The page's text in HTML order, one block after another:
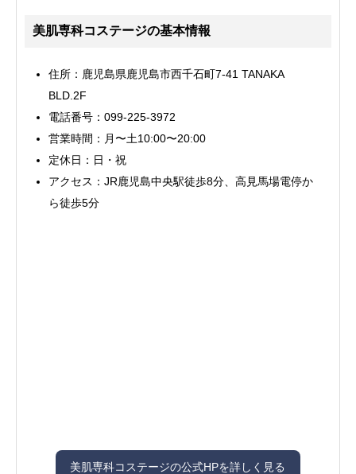
美肌専科コステージの基本情報
住所：鹿児島県鹿児島市西千石町7-41 TANAKA
BLD.2F
電話番号：099-225-3972
営業時間：月〜土10:00〜20:00
定休日：日・祝
アクセス：JR鹿児島中央駅徒歩8分、高見馬場電停か
ら徒歩5分
美肌専科コステージの公式HPを詳しく見る